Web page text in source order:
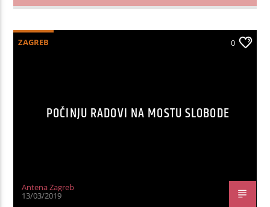
ZAGREB 0
POČINJU RADOVI NA MOSTU SLOBODE
Antena Zagreb
13/03/2019